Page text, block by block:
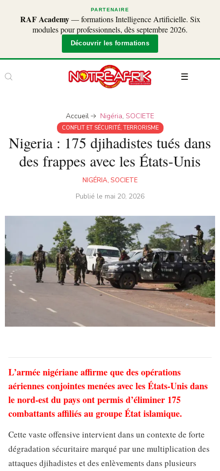
PARTENAIRE
RAF Academy— formations Intelligence Artificielle. Six
modules pour professionnels, dès septembre 2026.
Découvrir les formations
Accueil Nigéria, SOCIETE
CONFLIT ET SÉCURITÉ, TERRORISME
Nigeria : 175 djihadistes tués dans
des frappes avec les États-Unis
NIGÉRIA, SOCIETE
Publié le mai 20, 2026
L’armée nigériane affirme que des opérations
aériennes conjointes menées avec les États-Unis dans
le nord-est du pays ont permis d’éliminer 175
combattants affiliés au groupe État islamique.
Cette vaste offensive intervient dans un contexte de forte
dégradation sécuritaire marqué par une multiplication des
attaques djihadistes et des enlèvements dans plusieurs